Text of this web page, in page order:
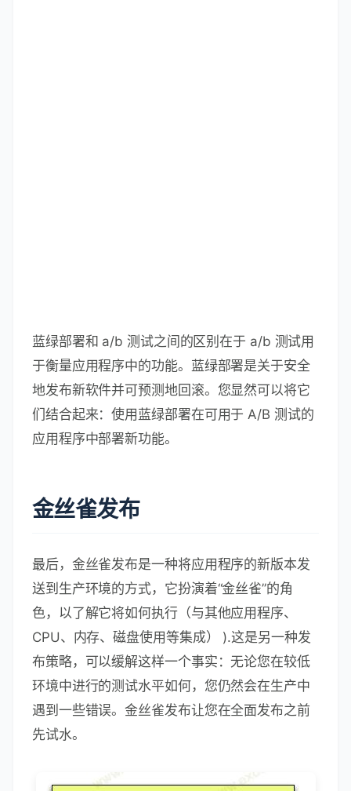
蓝绿部署和 a/b 测试之间的区别在于 a/b 测试用
于衡量应用程序中的功能。蓝绿部署是关于安全
地发布新软件并可预测地回滚。您显然可以将它
们结合起来：使用蓝绿部署在可用于 A/B 测试的
应用程序中部署新功能。
金丝雀发布
最后，金丝雀发布是一种将应用程序的新版本发
送到生产环境的方式，它扮演着“金丝雀”的角
色，以了解它将如何执行（与其他应用程序、
CPU、内存、磁盘使用等集成） ).这是另一种发
布策略，可以缓解这样一个事实：无论您在较低
环境中进行的测试水平如何，您仍然会在生产中
遇到一些错误。金丝雀发布让您在全面发布之前
先试水。